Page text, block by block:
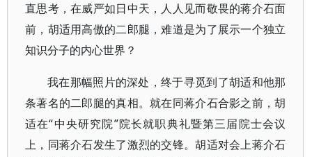
直思考，在威严如日中天，人人见而敬畏的蒋介石面
前，胡适用高傲的二郎腿，难道是为了展示一个独立
知识分子的内心世界？
我在那幅照片的深处，终于寻觅到了胡适和他那
条著名的二郎腿的真相。就在同蒋介石合影之前，胡
适在“中央研究院”院长就职典礼暨第三届院士会议
上，同蒋介石发生了激烈的交锋。胡适对会上蒋介石